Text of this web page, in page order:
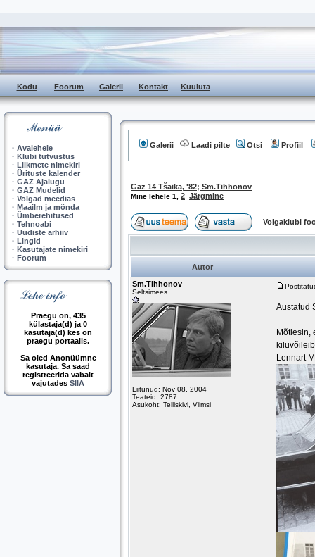
Kodu Foorum Galerii Kontakt Kuuluta
· Avalehele
· Klubi tutvustus
· Liikmete nimekiri
· Ürituste kalender
· GAZ Ajalugu
· GAZ Mudelid
· Volgad meedias
· Maailm ja mõnda
· Ümberehitused
· Tehnoabi
· Uudiste arhiiv
· Lingid
· Kasutajate nimekiri
· Foorum
Praegu on, 435
külastaja(d) ja 0
kasutaja(d) kes on
praegu portaalis.
Sa oled Anonüümne
kasutaja. Sa saad
registreerida vabalt
vajutades SIIA
Galerii Laadi pilte Otsi Profiil
Gaz 14 Tšaika, '82; Sm.Tihhonov
Mine lehele 1 2 Järgmine
Volgaklubi
Autor
Sm.Tihhonov
Seltsimees
Liitunud: Nov 08, 2004
Teateid: 2787
Asukoht: Telliskivi, Viimsi
Austatud
Mõtlesin,
Lennart